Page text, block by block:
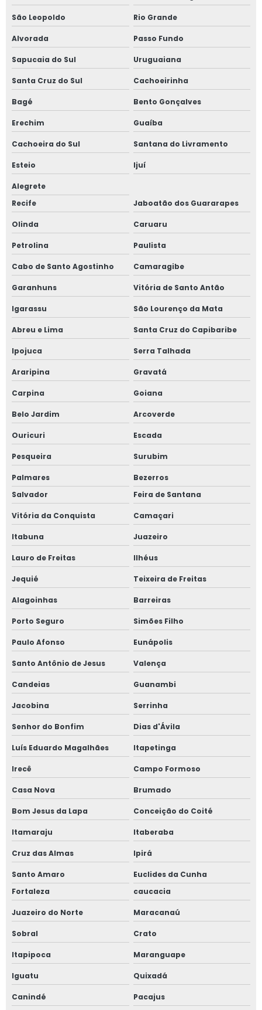
São Leopoldo Rio Grande
Alvorada Passo Fundo
Sapucaia do Sul Uruguaiana
Santa Cruz do Sul Cachoeirinha
Bagé Bento Gonçalves
Erechim Guaíba
Cachoeira do Sul Santana do Livramento
Esteio Ijuí
Alegrete
Recife
Jaboatão dos Guararapes
Olinda Caruaru
Petrolina Paulista
Cabo de Santo Agostinho Camaragibe
Garanhuns Vitória de Santo Antão
Igarassu São Lourenço da Mata
Abreu e Lima Santa Cruz do Capibaribe
Ipojuca Serra Talhada
Araripina Gravatá
Carpina Goiana
Belo Jardim Arcoverde
Ouricuri Escada
Pesqueira Surubim
Palmares
Bezerros
Salvador
Feira de Santana
Vitória da Conquista Camaçari
Itabuna Juazeiro
Lauro de Freitas Ilhéus
Jequié Teixeira de Freitas
Alagoinhas Barreiras
Porto Seguro Simões Filho
Paulo Afonso Eunápolis
Santo Antônio de Jesus Valença
Candeias Guanambi
Jacobina Serrinha
Senhor do Bonfim Dias d'Ávila
Luís Eduardo Magalhães Itapetinga
Irecê Campo Formoso
Casa Nova Brumado
Bom Jesus da Lapa Conceição do Coité
Itamaraju Itaberaba
Cruz das Almas Ipirá
Santo Amaro
Euclides da Cunha
Fortaleza
caucacia
Juazeiro do Norte Maracanaú
Sobral Crato
Itapipoca Maranguape
Iguatu Quixadá
Canindé Pacajus